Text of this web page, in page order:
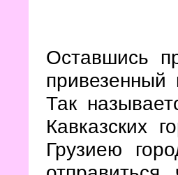
Оставшись
Так
Кавказских
Грузиею